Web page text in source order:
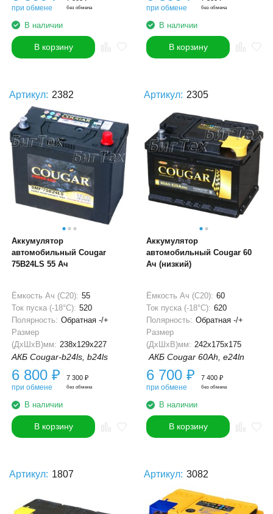
при обмене без обмена
В наличии
В корзину
при обмене без обмена
В наличии
В корзину
Артикул: 2382
Аккумулятор
автомобильный Cougar
75B24LS 55 Ач
Ёмкость Ач (С20): 55
Ток пуска (-18°С): 520
Полярность: Обратная -/+
Размер
(ДхШхВ)мм: 238x129x227
АКБ Cougar-b24ls, b24ls
6 800 ₽
при обмене
7 300 ₽
без обмена
В наличии
В корзину
Артикул: 2305
Аккумулятор
автомобильный Cougar 60
Ач (низкий)
Ёмкость Ач (С20): 60
Ток пуска (-18°С): 620
Полярность: Обратная -/+
Размер
(ДхШхВ)мм: 242x175x175
АКБ Cougar 60Ah, e24ln
6 700 ₽
при обмене
7 400 ₽
без обмена
В наличии
В корзину
Артикул: 1807 Артикул: 3082